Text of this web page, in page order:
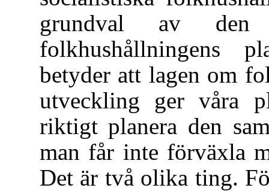
grundval av den
folkhushållningens
betyder att lagen om
utveckling ger våra
riktigt planera den
man får inte förväxla
Det är två olika ting.